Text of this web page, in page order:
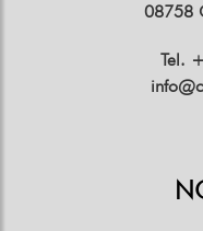
08758
Tel.